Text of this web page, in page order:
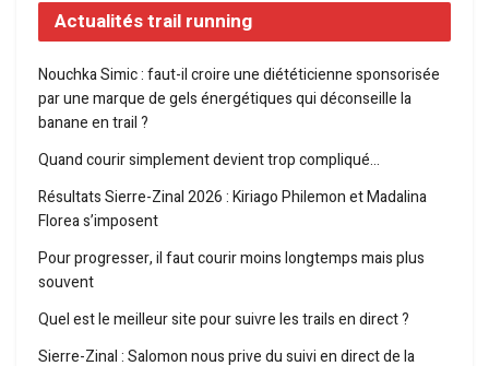
Actualités trail running
Nouchka Simic : faut-il croire une diététicienne sponsorisée
par une marque de gels énergétiques qui déconseille la
banane en trail ?
Quand courir simplement devient trop compliqué…
Résultats Sierre-Zinal 2026 : Kiriago Philemon et Madalina
Florea s’imposent
Pour progresser, il faut courir moins longtemps mais plus
souvent
Quel est le meilleur site pour suivre les trails en direct ?
Sierre-Zinal : Salomon nous prive du suivi en direct de la